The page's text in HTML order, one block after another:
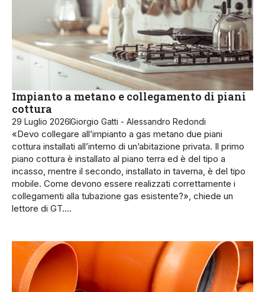
Impianto a metano e collegamento di piani
cottura
29 Luglio 2026Giorgio Gatti - Alessandro Redondi
«Devo collegare all’impianto a gas metano due piani
cottura installati all’interno di un’abitazione privata. Il primo
piano cottura è installato al piano terra ed è del tipo a
incasso, mentre il secondo, installato in taverna, è del tipo
mobile. Come devono essere realizzati correttamente i
collegamenti alla tubazione gas esistente?», chiede un
lettore di GT.…